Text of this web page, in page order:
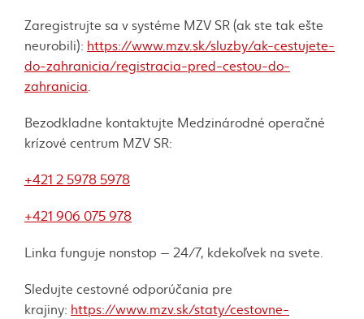
Zaregistrujte sa v systéme MZV SR (ak ste tak ešte
neurobili): https://www.mzv.sk/sluzby/ak-cestujete-
do-zahranicia/registracia-pred-cestou-do-
zahranicia
Bezodkladne kontaktujte Medzinárodné operačné
krízové centrum MZV SR:
+421 2 5978 5978
+421 906 075 978
Linka funguje nonstop — 24/7, kdekoľvek na svete.
Sledujte cestovné odporúčania pre
krajiny: https://www.mzv.sk/staty/cestovne-